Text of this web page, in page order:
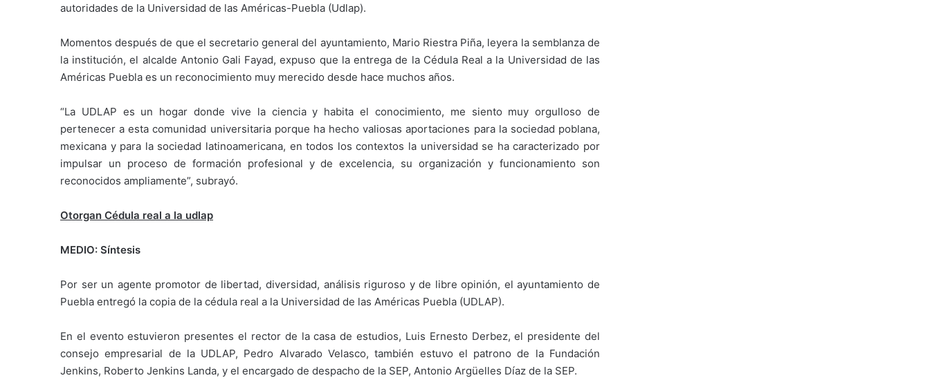
autoridades de la Universidad de las Américas-Puebla (Udlap).
Momentos después de que el secretario general del ayuntamiento, Mario Riestra Piña, leyera la semblanza de
la institución, el alcalde Antonio Gali Fayad, expuso que la entrega de la Cédula Real a la Universidad de las
Américas Puebla es un reconocimiento muy merecido desde hace muchos años.
“La UDLAP es un hogar donde vive la ciencia y habita el conocimiento, me siento muy orgulloso de
pertenecer a esta comunidad universitaria porque ha hecho valiosas aportaciones para la sociedad poblana,
mexicana y para la sociedad latinoamericana, en todos los contextos la universidad se ha caracterizado por
impulsar un proceso de formación profesional y de excelencia, su organización y funcionamiento son
reconocidos ampliamente”, subrayó.
Otorgan Cédula real a la udlap
MEDIO: Síntesis
Por ser un agente promotor de libertad, diversidad, análisis riguroso y de libre opinión, el ayuntamiento de
Puebla entregó la copia de la cédula real a la Universidad de las Américas Puebla (UDLAP).
En el evento estuvieron presentes el rector de la casa de estudios, Luis Ernesto Derbez, el presidente del
consejo empresarial de la UDLAP, Pedro Alvarado Velasco, también estuvo el patrono de la Fundación
Jenkins, Roberto Jenkins Landa, y el encargado de despacho de la SEP, Antonio Argüelles Díaz de la SEP.